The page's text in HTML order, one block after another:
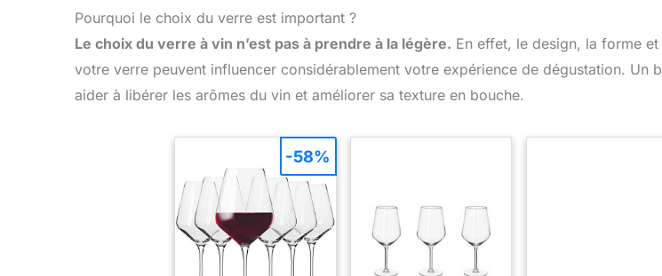
Pourquoi le choix du verre est important ?
Le choix du verre à vin n’est pas à prendre à la légère. En effet, le design, la forme
votre verre peuvent influencer considérablement votre expérience de dégustation. Un
aider à libérer les arômes du vin et améliorer sa texture en bouche.
-58%